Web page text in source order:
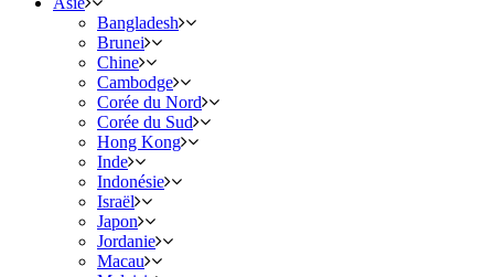
Bangladesh
Brunei
Chine
Cambodge
Corée du Nord
Corée du Sud
Hong Kong
Inde
Indonésie
Israël
Japon
Jordanie
Macau